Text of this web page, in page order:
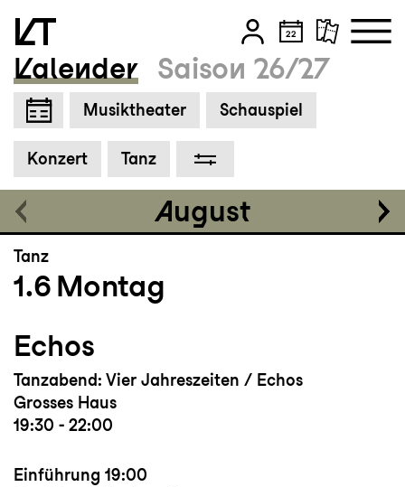
Zum Hauptinhalt springen
Zum Footer springen
Kalender Saison 26/27
Musiktheater Schauspiel
Konzert Tanz
August
Hair
The American Tribal Love-Rock Musical
Grosses Haus
17:00 - 19:20
Tanz
1.6 Montag
Echos
Tanzabend: Vier Jahreszeiten / Echos
Grosses Haus
19:30 - 22:00
Einführung 19:00